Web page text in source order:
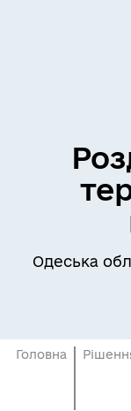
Одеська
Головна